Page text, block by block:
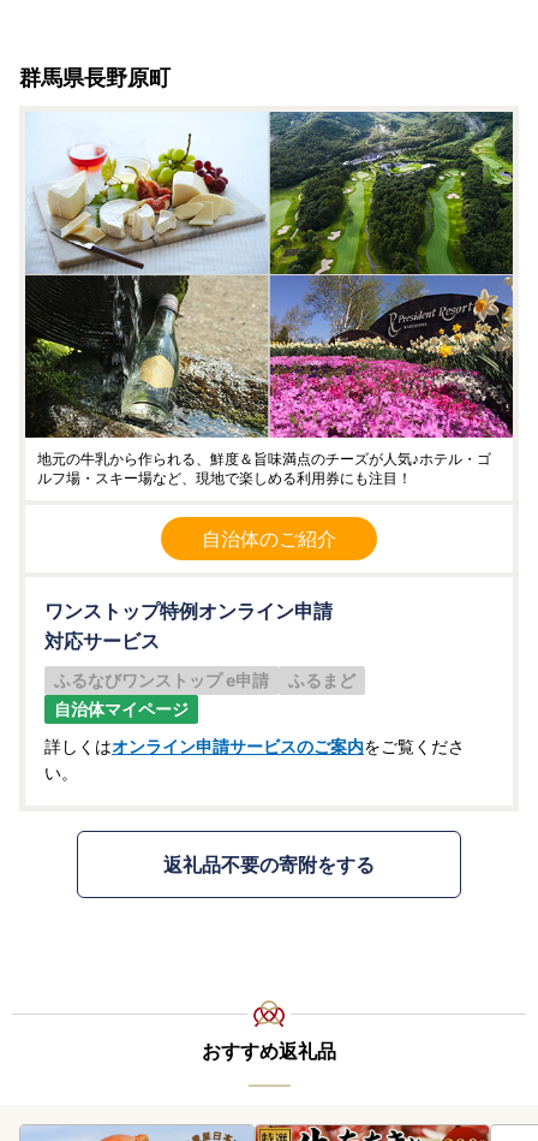
群馬県長野原町
地元の牛乳から作られる、鮮度＆旨味満点のチーズが人気♪ホテル・ゴ
ルフ場・スキー場など、現地で楽しめる利用券にも注目！
自治体のご紹介
ワンストップ特例オンライン申請
対応サービス
ふるなびワンストップ e申請
ふるまど
自治体マイページ
詳しくはオンライン申請サービスのご案内をご覧くださ
い。
返礼品不要の寄附をする
おすすめ返礼品